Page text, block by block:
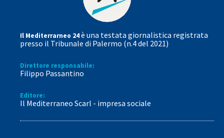
Il Mediterrarneo 24è una testata giornalistica registrata
presso il Tribunale di Palermo (n.4 del 2021)
Direttore responsabile:
Filippo Passantino
Editore:
Il Mediterraneo Scarl - impresa sociale